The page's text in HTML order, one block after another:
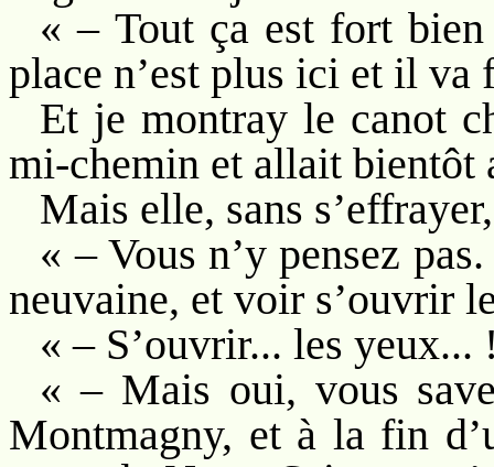
« – Tout ça est fort
place n’est plus ici et il
Et je montray le canot
mi-chemin et allait bientôt
Mais elle, sans
« – Vous n’y pensez
neuvaine, et voir s’ouvrir
« – S’ouvrir... les yeux...
« – Mais oui, vous
Montmagny, et à la fin